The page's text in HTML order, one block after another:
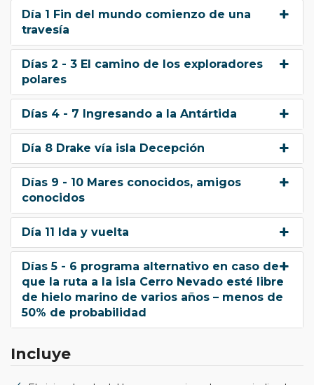
Día 1 Fin del mundo comienzo de una
travesía
Días 2 - 3 El camino de los exploradores
polares
Días 4 - 7 Ingresando a la Antártida
Día 8 Drake vía isla Decepción
Días 9 - 10 Mares conocidos, amigos
conocidos
Día 11 Ida y vuelta
Días 5 - 6 programa alternativo en caso de
que la ruta a la isla Cerro Nevado esté libre
de hielo marino de varios años – menos de
50% de probabilidad
Incluye